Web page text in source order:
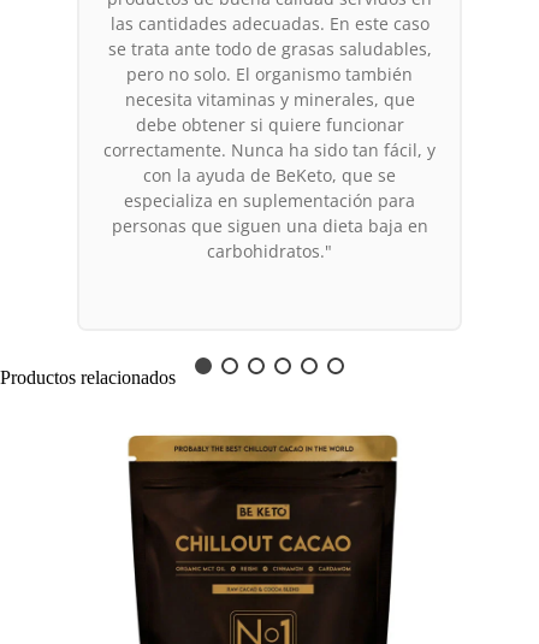
de la marca BeKeto. ¿Por qué
precisamente ellos? Es la primera marca
en Europa que enfoca toda su actividad
en la dieta cetogénica. Sus cofundadores
llevan años viviendo en estado de
cetosis y se sienten genial, por lo que no
es otra maniobra de marketing. Se
puede arriesgar la afirmación de que los
invitados creen en lo que hacen."
Productos relacionados